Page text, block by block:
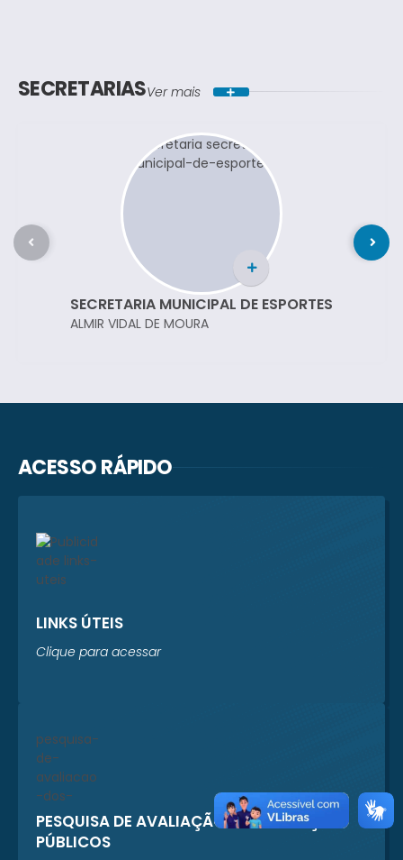
SECRETARIASVer mais
SECRETARIA MUNICIPAL DE ESPORTES
ALMIR VIDAL DE MOURA
ACESSO RÁPIDO
LINKS ÚTEIS
Clique para acessar
PESQUISA DE AVALIAÇÃO DOS SERVIÇOS
PÚBLICOS